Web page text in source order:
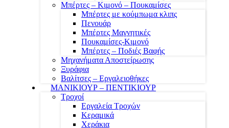
Μπέρτες – Κιμονό – Πουκαμίσες
Μπέρτες με κούμπωμα κλιπς
Πενουάρ
Μπέρτες Μαγνητικές
Πουκαμίσες-Κιμονό
Μπέρτες – Ποδιές Βαφής
Μηχανήματα Αποστείρωσης
Ξυράφια
Βαλίτσες – Εργαλειοθήκες
ΜΑΝΙΚΙΟΥΡ – ΠΕΝΤΙΚΙΟΥΡ
Τροχοί
Εργαλεία Τροχών
Κεραμικά
Χεράκια